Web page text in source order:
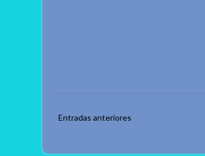
Navegación
Entradas anteriores